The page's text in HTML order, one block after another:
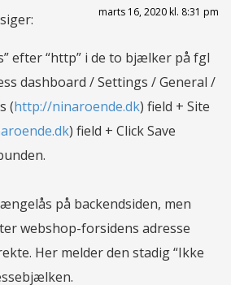
siger: marts 16, 2020 kl. 8:31 pm
efter “http” i de to bjælker på fgl
dashboard / Settings / General /
(http://ninaroende.dk) field + Site
) field + Click Save
på backendsiden, men
webshop-forsidens adresse
Her melder den stadig “Ikke